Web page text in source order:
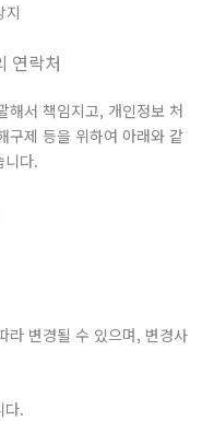
지
연락처
해서 책임지고, 개인정보 처
구제 등을 위하여 아래와 같
니다.
라 변경될 수 있으며, 변경사
다.